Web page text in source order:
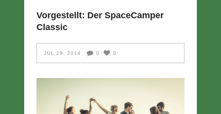
Vorgestellt: Der SpaceCamper
Classic
JUL 29, 2014 0 0